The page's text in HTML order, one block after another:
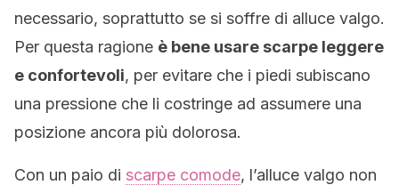
necessario, soprattutto se si soffre di alluce valgo.
Per questa ragione è bene usare scarpe leggere
e confortevoli, per evitare che i piedi subiscano
una pressione che li costringe ad assumere una
posizione ancora più dolorosa.
Con un paio di scarpe comode, l’alluce valgo non